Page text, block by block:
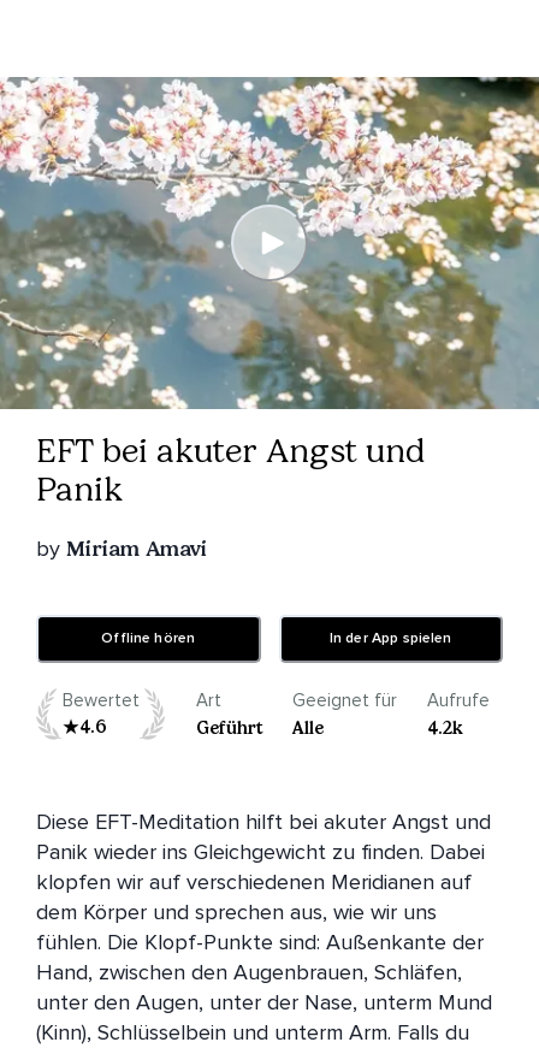
EFT bei akuter Angst und
Panik
by Miriam Amavi
Offline hören In der App spielen
Bewertet
4.6
Art
Geführt
Geeignet für
Alle
Aufrufe
4.2k
Diese EFT-Meditation hilft bei akuter Angst und
Panik wieder ins Gleichgewicht zu finden. Dabei
klopfen wir auf verschiedenen Meridianen auf
dem Körper und sprechen aus, wie wir uns
fühlen. Die Klopf-Punkte sind: Außenkante der
Hand, zwischen den Augenbrauen, Schläfen,
unter den Augen, unter der Nase, unterm Mund
(Kinn), Schlüsselbein und unterm Arm. Falls du